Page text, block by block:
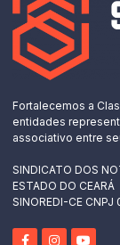
Fortalecemos a
entidades
associativo entre
SINDICATO DOS
ESTADO DO CEARÁ
SINOREDI-CE